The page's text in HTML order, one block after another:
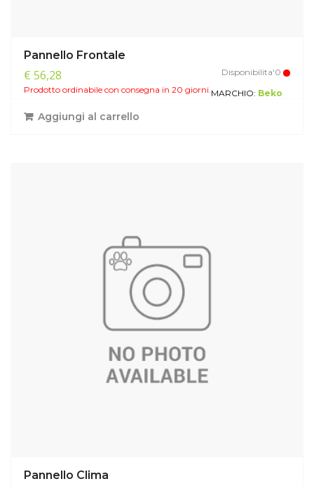
Pannello Frontale
€ 56,28
Disponibilita'0
Prodotto ordinabile con consegna in 20 giorni.MARCHIO: Beko
Aggiungi al carrello
Pannello Clima